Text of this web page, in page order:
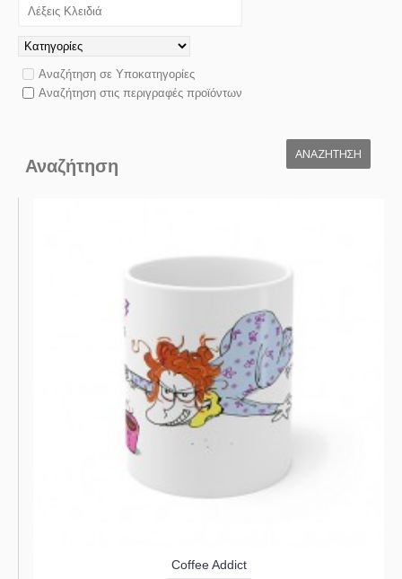
Αναζήτηση σε Υποκατηγορίες
Αναζήτηση στις περιγραφές προϊόντων
Αναζήτηση
Coffee Addict